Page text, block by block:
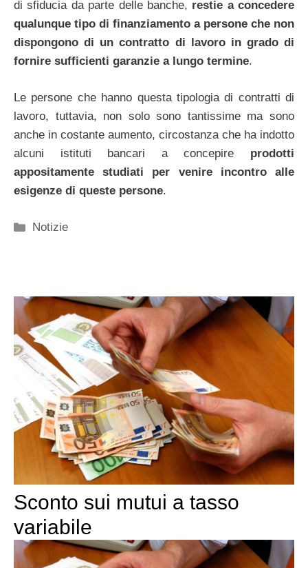
di sfiducia da parte delle banche, restie a concedere
qualunque tipo di finanziamento a persone che non
dispongono di un contratto di lavoro in grado di
fornire sufficienti garanzie a lungo termine.
Le persone che hanno questa tipologia di contratti di
lavoro, tuttavia, non solo sono tantissime ma sono
anche in costante aumento, circostanza che ha indotto
alcuni istituti bancari a concepire prodotti
appositamente studiati per venire incontro alle
esigenze di queste persone.
Categorie
Notizie
Sconto sui mutui a tasso
variabile